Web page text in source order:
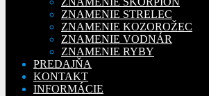
ZNAMENIE STRELEC
ZNAMENIE KOZOROŽEC
ZNAMENIE VODNÁR
ZNAMENIE RYBY
PREDAJŇA
KONTAKT
INFORMÁCIE